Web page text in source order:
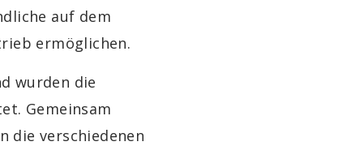
auf dem
ermöglichen.
wurden die
Gemeinsam
die verschiedenen